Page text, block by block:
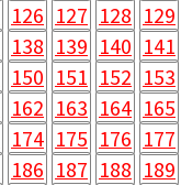
126 127 128 129
138 139 140 141
150 151 152 153
162 163 164 165
174 175 176 177
186 187 188 189